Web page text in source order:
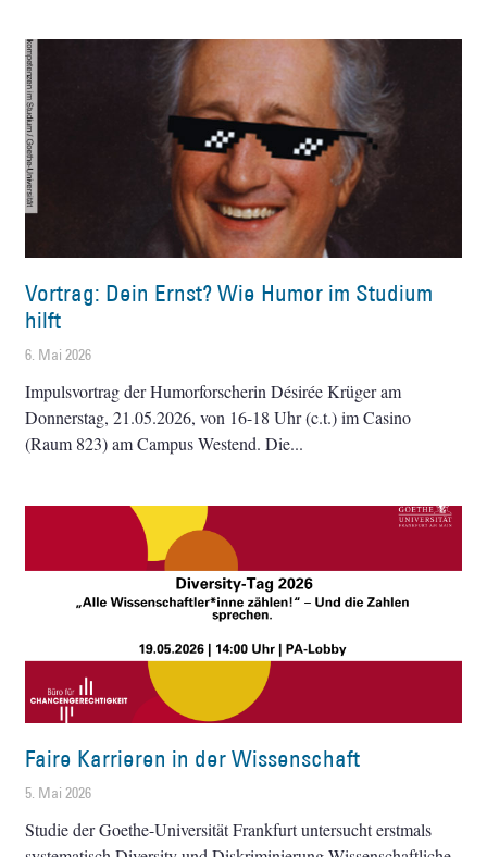
Vortrag: Dein Ernst? Wie Humor im Studium
hilft
6. Mai 2026
Impulsvortrag der Humorforscherin Désirée Krüger am
Donnerstag, 21.05.2026, von 16-18 Uhr (c.t.) im Casino
(Raum 823) am Campus Westend. Die
Faire Karrieren in der Wissenschaft
5. Mai 2026
Studie der Goethe-Universität Frankfurt untersucht erstmals